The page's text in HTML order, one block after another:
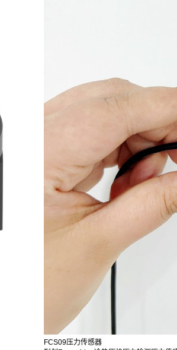
FCS09压力传感器